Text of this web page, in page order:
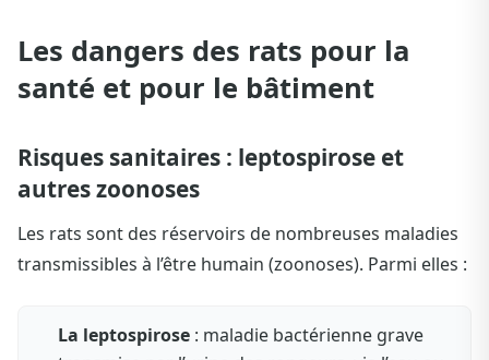
Les dangers des rats pour la
santé et pour le bâtiment
Risques sanitaires : leptospirose et
autres zoonoses
Les rats sont des réservoirs de nombreuses maladies
transmissibles à l’être humain (zoonoses). Parmi elles :
La leptospirose : maladie bactérienne grave